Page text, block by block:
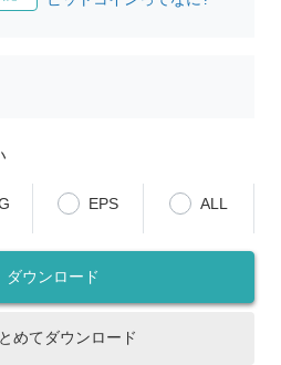
EPS ALL
ダウンロード
めてダウンロード